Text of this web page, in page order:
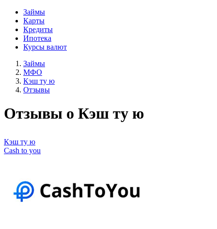
Займы
Карты
Кредиты
Ипотека
Курсы валют
Займы
МФО
Кэш ту ю
Отзывы
Отзывы о Кэш ту ю
Кэш ту ю
Cash to you